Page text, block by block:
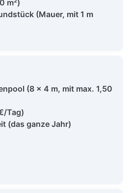
m²)
(Mauer, mit 1 m
(8 x 4 m, mit max. 1,50
Tag)
(das ganze Jahr)